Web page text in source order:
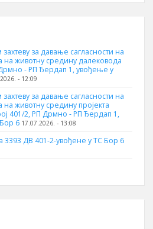
за давање сагласности на
на животну средину далековода
- РП Ђердап 1, увођење у
- 12:09
за давање сагласности на
на животну средину пројекта
401/2, РП Дрмно - РП Ђердап 1,
6 17.07.2026. - 13:08
3393 ДВ 401-2-увођене у ТС Бор 6